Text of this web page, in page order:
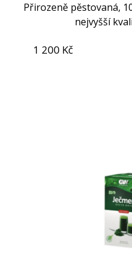
Přirozeně pěstovaná,
nejvyšší
1 200 Kč